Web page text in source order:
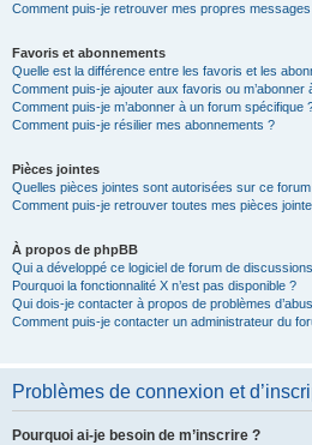
Comment puis-je retrouver mes propres
Favoris et abonnements
Quelle est la différence entre les favoris et les
Comment puis-je ajouter aux favoris ou m’abonner
Comment puis-je m’abonner à un forum spécifique
Comment puis-je résilier mes abonnements ?
Pièces jointes
Quelles pièces jointes sont autorisées sur ce
Comment puis-je retrouver toutes mes pièces
À propos de phpBB
Qui a développé ce logiciel de forum de
Pourquoi la fonctionnalité X n’est pas disponible ?
Qui dois-je contacter à propos de problèmes
Comment puis-je contacter un administrateur du
Problèmes de connexion et
Pourquoi ai-je besoin de m’inscrire ?